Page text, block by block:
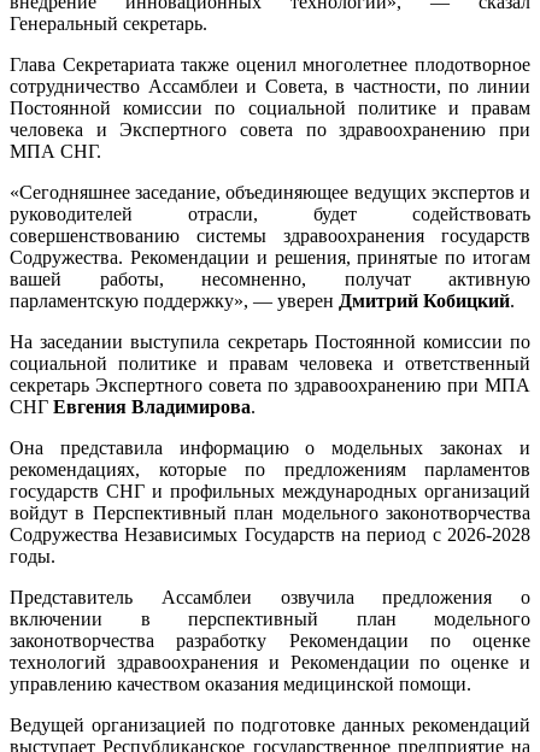
Генеральный секретарь.
Глава Секретариата также оценил многолетнее плодотворное
сотрудничество Ассамблеи и Совета, в частности, по линии
Постоянной комиссии по социальной политике и правам
человека и Экспертного совета по здравоохранению при
МПА СНГ.
«Сегодняшнее заседание, объединяющее ведущих экспертов и
руководителей отрасли, будет содействовать
совершенствованию системы здравоохранения государств
Содружества. Рекомендации и решения, принятые по итогам
вашей работы, несомненно, получат активную
парламентскую поддержку», — уверен Дмитрий Кобицкий.
На заседании выступила секретарь Постоянной комиссии по
социальной политике и правам человека и ответственный
секретарь Экспертного совета по здравоохранению при МПА
СНГ Евгения Владимирова.
Она представила информацию о модельных законах и
рекомендациях, которые по предложениям парламентов
государств СНГ и профильных международных организаций
войдут в Перспективный план модельного законотворчества
Содружества Независимых Государств на период с 2026-2028
годы.
Представитель Ассамблеи озвучила предложения о
включении в перспективный план модельного
законотворчества разработку Рекомендации по оценке
технологий здравоохранения и Рекомендации по оценке и
управлению качеством оказания медицинской помощи.
Ведущей организацией по подготовке данных рекомендаций
выступает Республиканское государственное предприятие на